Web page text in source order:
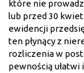
które nie
lub przed 30
ewidencji
ten płynący z
rozliczenia w
pewnością